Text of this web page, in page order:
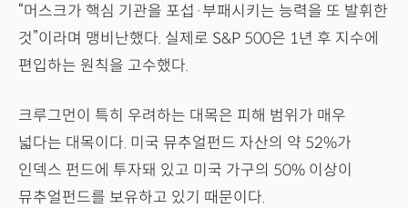
“머스크가 핵심 기관을 포섭·부패시키는 능력을 또 발휘한
것”이라며 맹비난했다. 실제로 S&P 500은 1년 후 지수에
편입하는 원칙을 고수했다.
크루그먼이 특히 우려하는 대목은 피해 범위가 매우
넓다는 대목이다. 미국 뮤추얼펀드 자산의 약 52%가
인덱스 펀드에 투자돼 있고 미국 가구의 50% 이상이
뮤추얼펀드를 보유하고 있기 때문이다.